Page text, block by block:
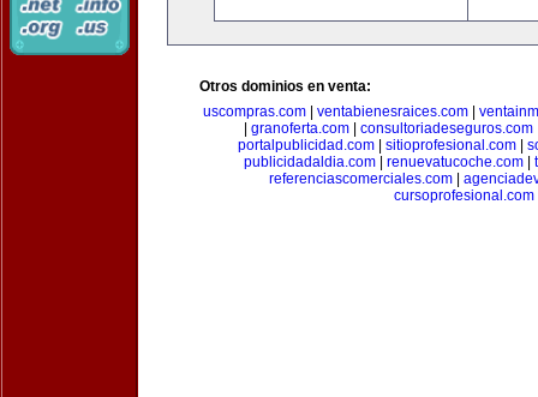
Otros dominios en venta:
uscompras.com| ventabienesraices.com|
granoferta.com| consultoriadeseguros.com
portalpublicidad.com
sitioprofesional.com
publicidadaldia.com| renuevatucoche.com|
referenciascomerciales.com
cursoprofesional.com